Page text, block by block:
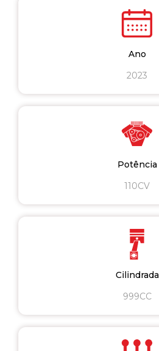
Ano
2023
Potência
110CV
Cilindrada
999CC